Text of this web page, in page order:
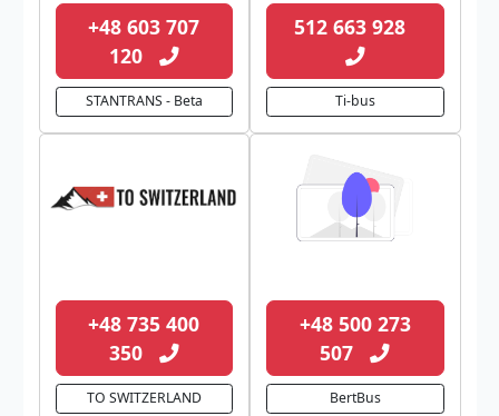
+48 603 707
120
STANTRANS - Beta
512 663 928
Ti-bus
+48 735 400
350
TO SWITZERLAND
+48 500 273
507
BertBus